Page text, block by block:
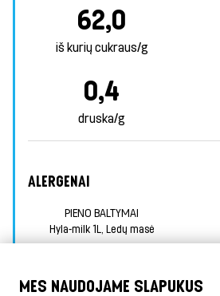
62,0
iš kurių cukraus/g
0,4
druska/g
ALERGENAI
PIENO BALTYMAI
Hyla-milk 1L, Ledų masė
MES NAUDOJAME SLAPUKUS